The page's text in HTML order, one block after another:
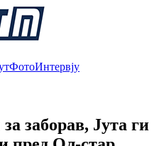
ФотоИнтервју
заборав, Јута ги